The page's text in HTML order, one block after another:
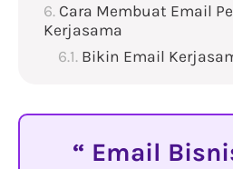
Cara Membuat Email
Kerjasama
Bikin Email
Email